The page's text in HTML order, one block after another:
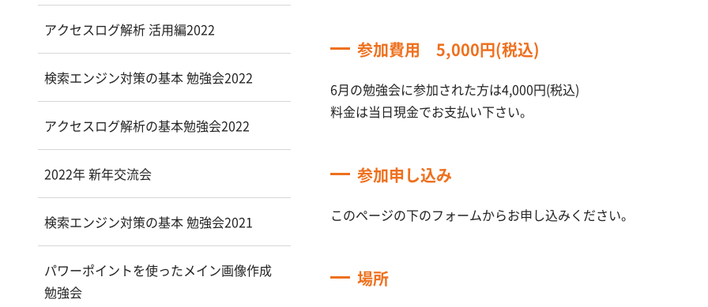
参加費用 5,000円(税込)
6月の勉強会に参加された方は4,000円(税込)
料金は当日現金でお支払い下さい。
参加申し込み
このページの下のフォームからお申し込みください。
場所
アクセスログ解析 活用編2022
検索エンジン対策の基本 勉強会2022
アクセスログ解析の基本勉強会2022
2022年 新年交流会
検索エンジン対策の基本 勉強会2021
パワーポイントを使ったメイン画像作成
勉強会